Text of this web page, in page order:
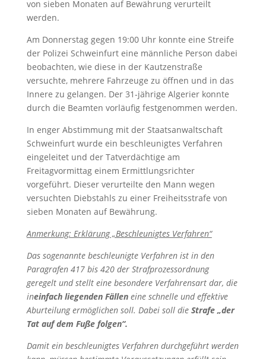
von sieben Monaten auf Bewährung verurteilt
werden.
Am Donnerstag gegen 19:00 Uhr konnte eine Streife
der Polizei Schweinfurt eine männliche Person dabei
beobachten, wie diese in der Kautzenstraße
versuchte, mehrere Fahrzeuge zu öffnen und in das
Innere zu gelangen. Der 31-jährige Algerier konnte
durch die Beamten vorläufig festgenommen werden.
In enger Abstimmung mit der Staatsanwaltschaft
Schweinfurt wurde ein beschleunigtes Verfahren
eingeleitet und der Tatverdächtige am
Freitagvormittag einem Ermittlungsrichter
vorgeführt. Dieser verurteilte den Mann wegen
versuchten Diebstahls zu einer Freiheitsstrafe von
sieben Monaten auf Bewährung.
Anmerkung: Erklärung „Beschleunigtes Verfahren“
Das sogenannte beschleunigte Verfahren ist in den
Paragrafen 417 bis 420 der Strafprozessordnung
geregelt und stellt eine besondere Verfahrensart dar, die
ineinfach liegenden Fälleneine schnelle und effektive
Aburteilung ermöglichen soll. Dabei soll die Strafe „der
Tat auf dem Fuße folgen“.
Damit ein beschleunigtes Verfahren durchgeführt werden